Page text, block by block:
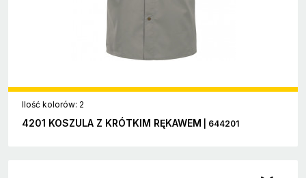
Ilość kolorów: 2
4201 KOSZULA Z KRÓTKIM RĘKAWEM | 644201